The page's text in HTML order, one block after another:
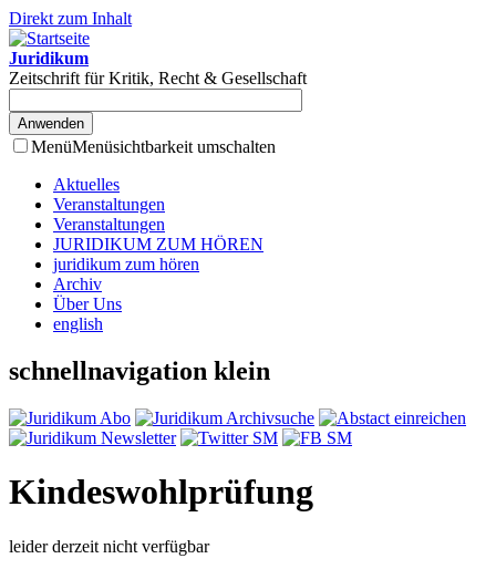
Direkt zum Inhalt
Juridikum
Zeitschrift für Kritik, Recht & Gesellschaft
MenüMenüsichtbarkeit umschalten
Aktuelles
Veranstaltungen
Veranstaltungen
JURIDIKUM ZUM HÖREN
juridikum zum hören
Archiv
Über Uns
english
schnellnavigation klein
Kindeswohlprüfung
leider derzeit nicht verfügbar